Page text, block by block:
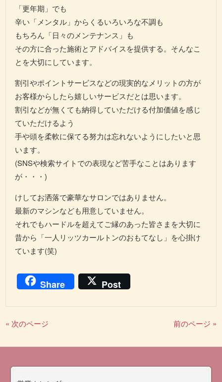
「更年期」でも
辛い「メンタル」からくるいろいろな不調も
もちろん「日々のメンテナンス」も
その方に合った施術とアドバイスを提供する。そんなこ
とを大切にしています。
割引やポイントサービスなどの現実的なメリットの方が
お客様からしたら嬉しいサービスだとは思います。
割引などが無くても納得していただける付加価値を感じ
ていただけるよう
手や頭を柔軟に保てる努力は忘れないようにしたいと思
います。
(SNSや検索サイトでの表現など苦手なことはあります
が・・・)
けしてお洒落で豪華なサロンではありません。
最新のマシンなども用意していません。
それでもハードルを超えてご縁のあった皆さまを大切に
昔から「一人リッツカールトンのおもてなし」を心掛け
ています(笑)
Share Post
« 次のページ 前のページ »